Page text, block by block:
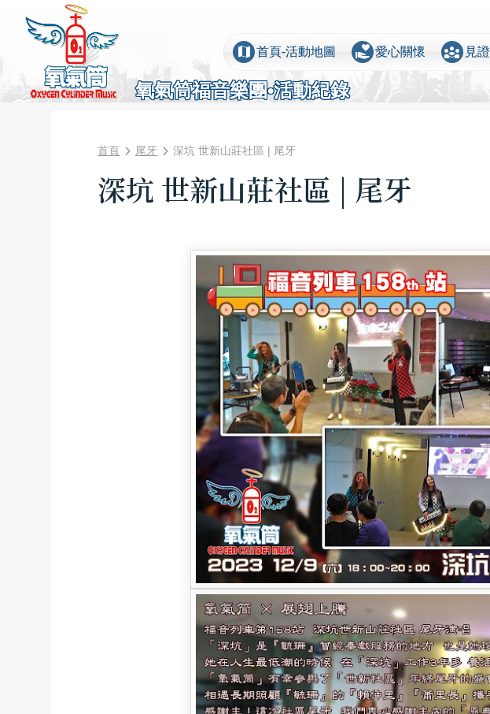
氧氣筒福音樂團•活動紀錄
map 首頁-活動地圖 volunteer_activism 愛心關懷 diversity_3 見證
首頁 尾牙 深坑 世新山莊社區 | 尾牙
深坑 世新山莊社區 | 尾牙